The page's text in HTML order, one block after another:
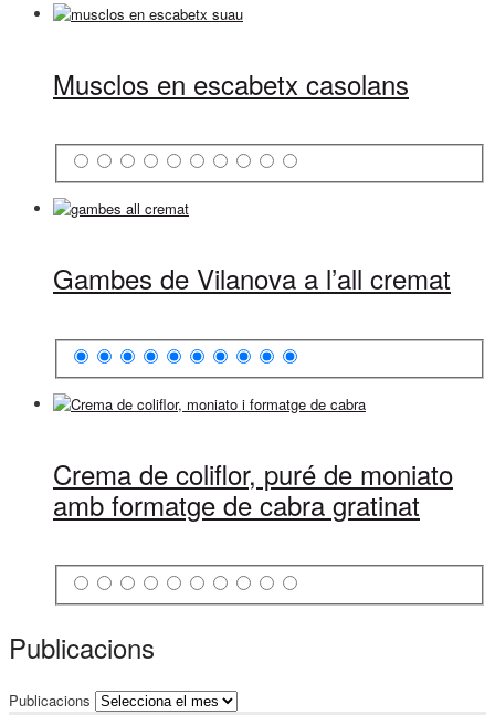
Musclos en escabetx casolans
Gambes de Vilanova a l’all cremat
Crema de coliflor, puré de moniato
amb formatge de cabra gratinat
Publicacions
Publicacions